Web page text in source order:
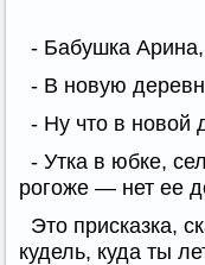
- Бабушка
- В новую
- Ну что в новой
- Утка в юбке,
рогоже — нет ее
Это присказка,
кудель, куда ты